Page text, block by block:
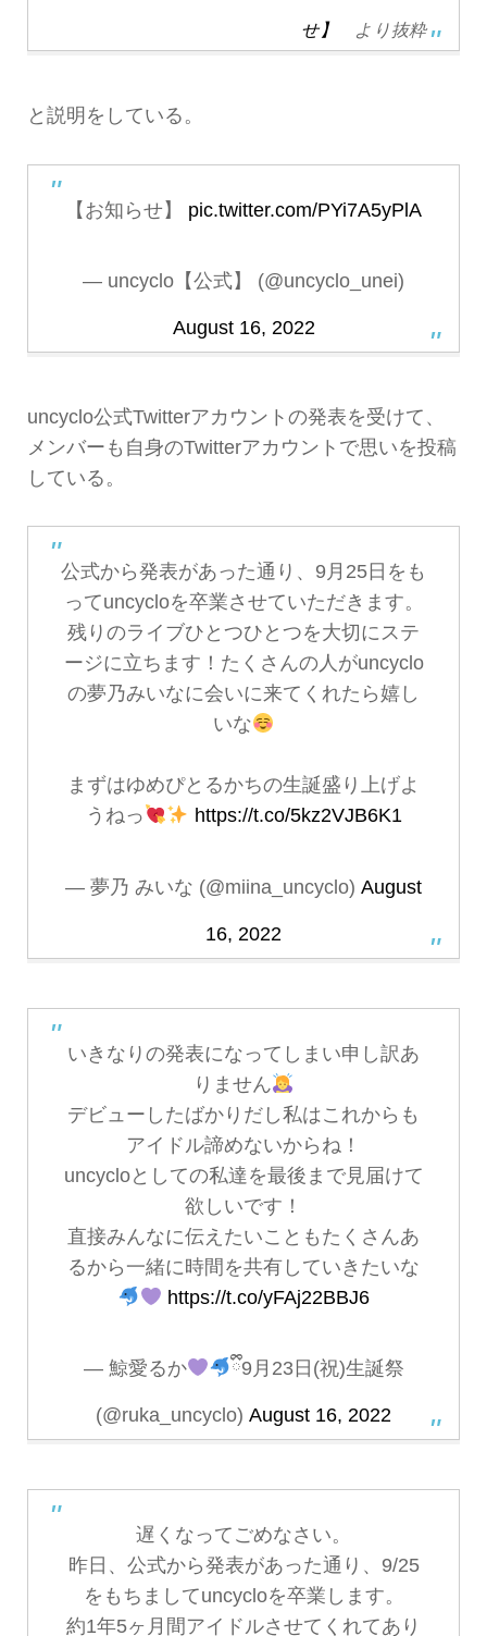
せ】 より抜粋
と説明をしている。
【お知らせ】 pic.twitter.com/PYi7A5yPlA
— uncyclo【公式】 (@uncyclo_unei)
August 16, 2022
uncyclo公式Twitterアカウントの発表を受けて、
メンバーも自身のTwitterアカウントで思いを投稿
している。
公式から発表があった通り、9月25日をも
ってuncycloを卒業させていただきます。
残りのライブひとつひとつを大切にステ
ージに立ちます！たくさんの人がuncyclo
の夢乃みいなに会いに来てくれたら嬉し
いな
まずはゆめぴとるかちの生誕盛り上げよ
うねっ
https://t.co/5kz2VJB6K1
— 夢乃 みいな (@miina_uncyclo) August
16, 2022
いきなりの発表になってしまい申し訳あ
りません
デビューしたばかりだし私はこれからも
アイドル諦めないからね！
uncycloとしての私達を最後まで見届けて
欲しいです！
直接みんなに伝えたいこともたくさんあ
るから一緒に時間を共有していきたいな
https://t.co/yFAj22BBJ6
— 鯨愛るか ྀི9月23日(祝)生誕祭
(@ruka_uncyclo) August 16, 2022
遅くなってごめなさい。
昨日、公式から発表があった通り、9/25
をもちましてuncycloを卒業します。
約1年5ヶ月間アイドルさせてくれてあり